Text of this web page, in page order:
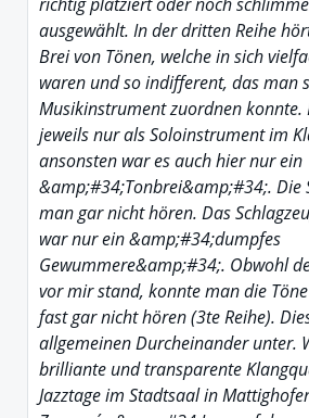
ausgewählt. In der dritten Reihe
Brei von Tönen, welche in sich
waren und so indifferent, das man
Musikinstrument zuordnen konnte.
jeweils nur als Soloinstrument im
ansonsten war es auch hier nur ein
&amp;#34;Tonbrei&amp;#34;. Die
man gar nicht hören. Das
war nur ein &amp;#34;dumpfes
Gewummere&amp;#34;. Obwohl
vor mir stand, konnte man die
fast gar nicht hören (3te Reihe).
allgemeinen Durcheinander unter.
brilliante und transparente
Jazztage im Stadtsaal in